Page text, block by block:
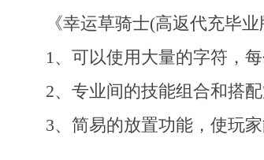
《幸运草骑士(高返代充毕
1、可以使用大量的字符，
2、专业间的技能组合和搭
3、简易的放置功能，使玩